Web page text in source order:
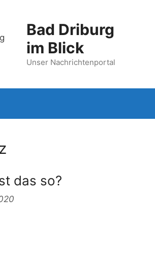
Bad Driburg
im Blick
Unser Nachrichtenportal
das so?